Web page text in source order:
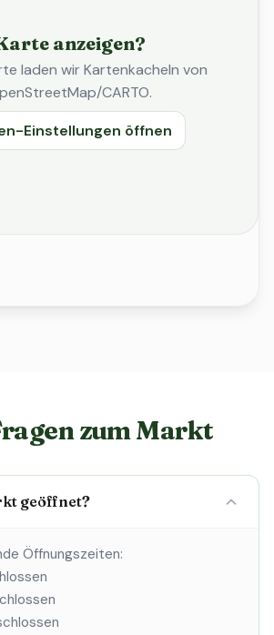
anzeigen?
laden wir Kartenkacheln von
CARTO.
Einstellungen öffnen
zum Markt
geöffnet?
Öffnungszeiten: